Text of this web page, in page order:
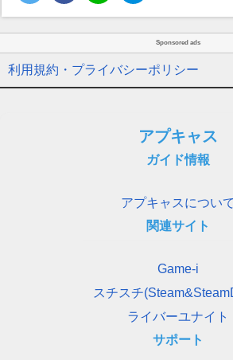
Sponsored ads
利用規約・プライバシーポリシー
アプキャス
ガイド情報
アプキャスについて
関連サイト
Game-i
スチスチ
ライバーユナイト
サポート